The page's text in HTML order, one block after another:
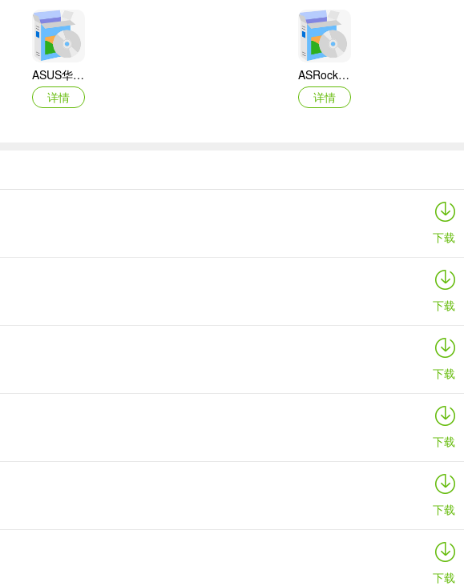
ASUS华硕F1A55-M LX3 R2.0主板BIOS
详情
ASRock华擎IMB-A160主板BIOS
详情
AMD Mobility Radeon HD 2000/HD 3000/HD 4000/HD 5000系列移动显卡催化剂驱动
映泰Hi-Fi H77S 5.x主板BIOS
下载
下载
下载
下载
下载
下载